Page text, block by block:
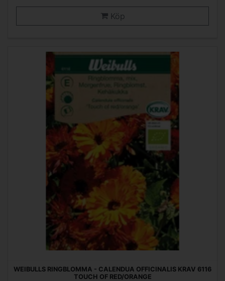
Köp
WEIBULLS RINGBLOMMA - CALENDUA OFFICINALIS KRAV 6116
TOUCH OF RED/ORANGE